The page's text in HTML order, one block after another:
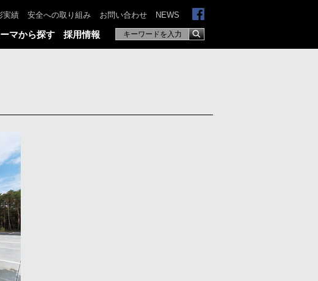
実績 安全への取り組み お問い合わせ NEWS
マから探す 採用情報